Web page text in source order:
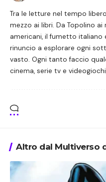
Tra le letture nel tempo
mezzo ai libri. Da Topolino
americani, il fumetto italiano
rinuncio a esplorare ogni
vasto. Ogni tanto faccio
cinema, serie tv e
Altro dal Multiverso